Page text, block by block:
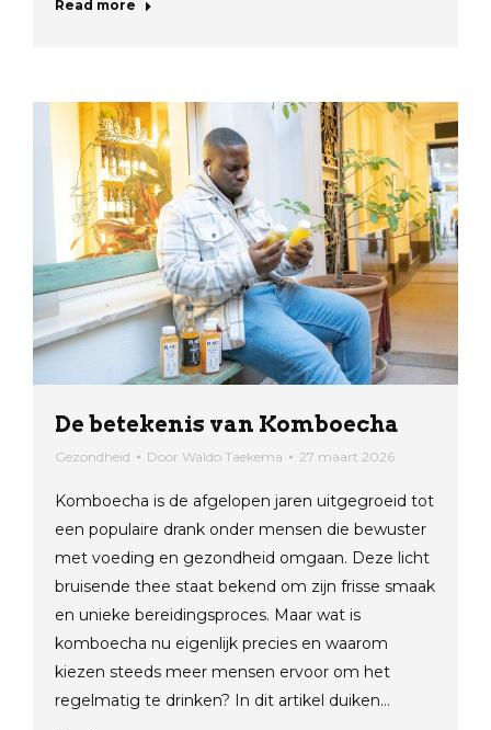
Read more
De betekenis van Komboecha
Gezondheid Door Waldo Taekema 27 maart 2026
Komboecha is de afgelopen jaren uitgegroeid tot
een populaire drank onder mensen die bewuster
met voeding en gezondheid omgaan. Deze licht
bruisende thee staat bekend om zijn frisse smaak
en unieke bereidingsproces. Maar wat is
komboecha nu eigenlijk precies en waarom
kiezen steeds meer mensen ervoor om het
regelmatig te drinken? In dit artikel duiken…